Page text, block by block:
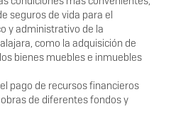
seguros de vida para el
y administrativo de la
como la adquisición de
bienes muebles e inmuebles
pago de recursos financieros
de diferentes fondos y